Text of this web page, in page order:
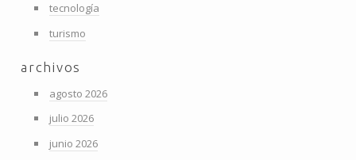
tecnología
turismo
archivos
agosto 2026
julio 2026
junio 2026